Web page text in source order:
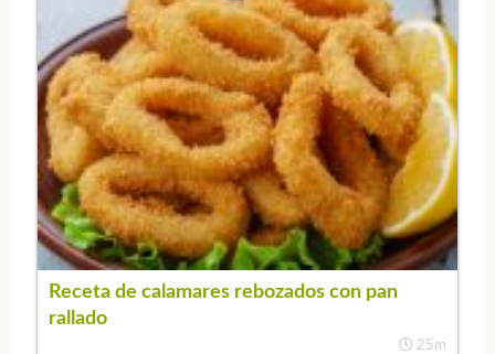
Receta de calamares rebozados con pan
rallado
25m